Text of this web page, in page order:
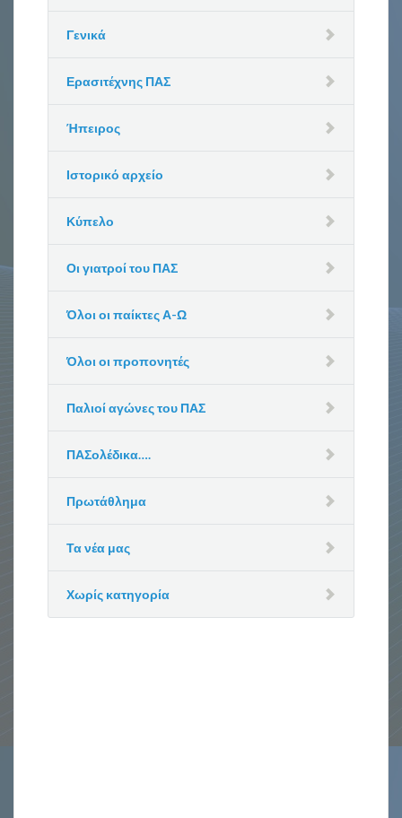
Γενικά
Ερασιτέχνης ΠΑΣ
Ήπειρος
Ιστορικό αρχείο
Κύπελο
Οι γιατροί του ΠΑΣ
Όλοι οι παίκτες Α-Ω
Όλοι οι προπονητές
Παλιοί αγώνες του ΠΑΣ
ΠΑΣολέδικα….
Πρωτάθλημα
Τα νέα μας
Χωρίς κατηγορία